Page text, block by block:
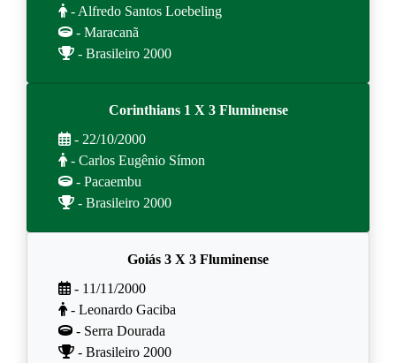
- Alfredo Santos Loebeling
- Maracanã
- Brasileiro 2000
Corinthians 1 X 3 Fluminense
- 22/10/2000
- Carlos Eugênio Símon
- Pacaembu
- Brasileiro 2000
Goiás 3 X 3 Fluminense
- 11/11/2000
- Leonardo Gaciba
- Serra Dourada
- Brasileiro 2000